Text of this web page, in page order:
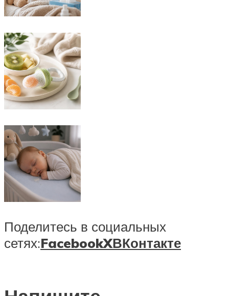
Поделитесь в социальных
сетях:FacebookXВКонтакте